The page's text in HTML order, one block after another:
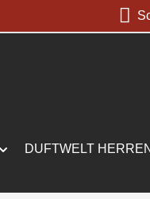
DUFTWELT HERREN